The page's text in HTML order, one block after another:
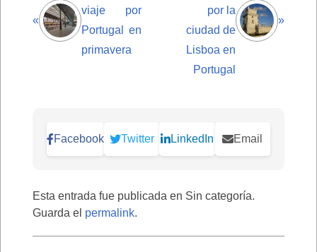
«
viaje por
Portugal en
primavera
por la
ciudad de
Lisboa en
Portugal
»
Facebook Twitter LinkedIn Email
Esta entrada fue publicada en Sin categoría.
Guarda el permalink.